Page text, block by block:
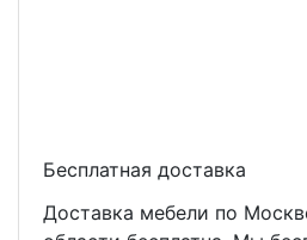
Бесплатная доставка
Доставка мебели по